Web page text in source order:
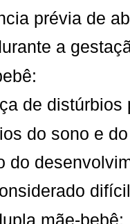
prévia de
a
de
do sono e
do
mãe-bebê: